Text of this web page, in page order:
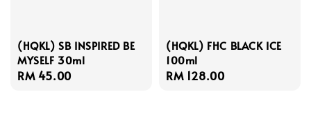
(HQKL) SB INSPIRED BE
MYSELF 30ml
Regular
RM 45.00
(HQKL) FHC BLACK ICE
100ml
Regular
RM 128.00